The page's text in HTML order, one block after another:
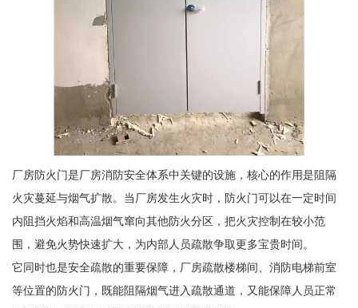
厂房防火门是厂房消防安全体系中关键的设施，核心的作用是阻隔
火灾蔓延与烟气扩散。当厂房发生火灾时，防火门可以在一定时间
内阻挡火焰和高温烟气窜向其他防火分区，把火灾控制在较小范
围，避免火势快速扩大，为内部人员疏散争取更多宝贵时间。
它同时也是安全疏散的重要保障，厂房疏散楼梯间、消防电梯前室
等位置的防火门，既能阻隔烟气进入疏散通道，又能保障人员正常